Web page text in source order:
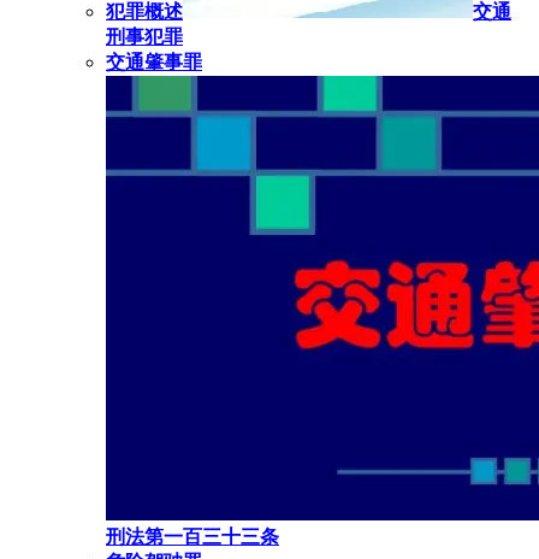
犯罪概述
交通
刑事犯罪
交通肇事罪
刑法第一百三十三条